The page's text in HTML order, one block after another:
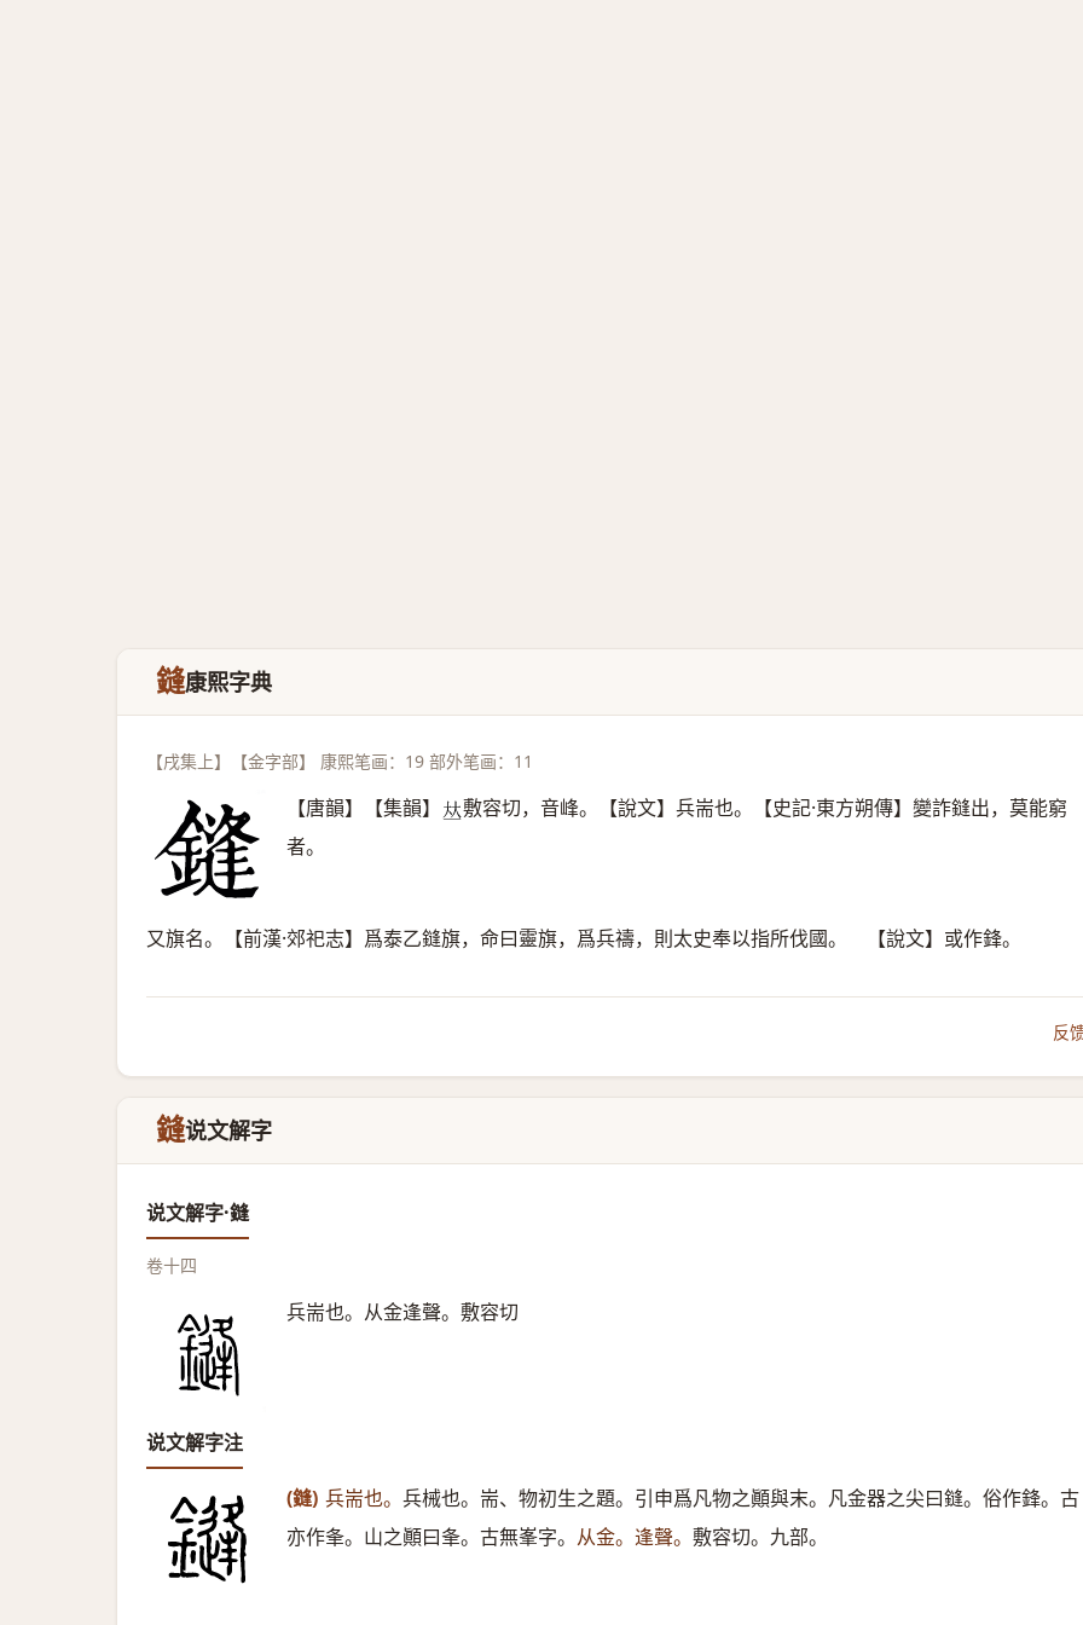
鏠康熙字典
【戌集上】【金字部】 康熙笔画：19 部外笔画：11
【唐韻】【集韻】 𠀤敷容切，音峰。【說文】兵耑也。【史記·東方朔傳】變詐鏠出，莫能窮
者。
又旗名。【前漢·郊祀志】爲泰乙鏠旗，命曰靈旗，爲兵禱，則太史奉以指所伐國。 【說文】或作鋒。
反
鏠说文解字
说文解字·鏠
卷十四
兵耑也。从金逢聲。敷容切
说文解字注
(鏠) 兵耑也。 兵械也。耑、物初生之題。引申爲凡物之顚與末。凡金器之尖曰鏠。俗作鋒。古
亦作夆。山之顚曰夆。古無峯字。 从金。逢聲。 敷容切。九部。